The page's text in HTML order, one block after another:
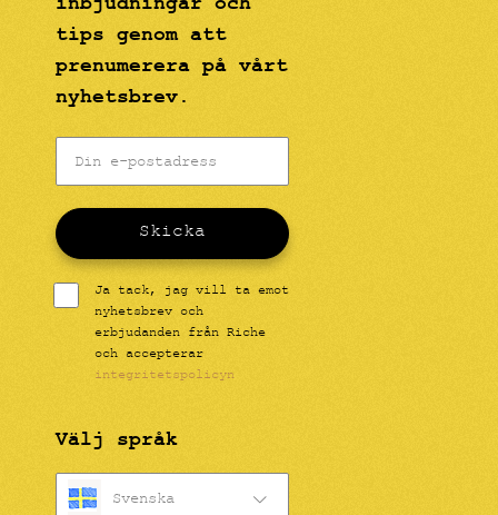
tips genom att
prenumerera på vårt
nyhetsbrev.
Skicka
Ja tack, jag vill ta emot
nyhetsbrev och
erbjudanden från Riche
och accepterar
integritetspolicyn
Välj språk
Svenska